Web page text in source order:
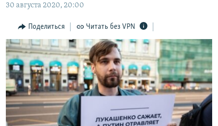
Вернутся
поиску
ИНТЕРАКТИВ
ИНФОГРАФИКА
ТЕЛЕПРОЕКТ КРЫМ.РЕАЛИИ
СОВЕТЫ ПРАВОЗАЩИТНИКОВ
ПРОПАВШИЕ БЕЗ ВЕСТИ
ПОБЕДИТЕЛЕЙ НЕ СУДЯТ?
КРЫМ.НЕПОКОРЕННЫЙ
РАДІО СВОБОДА
КАК ОБОЙТИ БЛОКИРОВКУ
Українською
Qırımtatar
ПРИСОЕДИНЯЙТЕСЬ!
30 августа 2020, 20:00
Поделиться Читать без VPN